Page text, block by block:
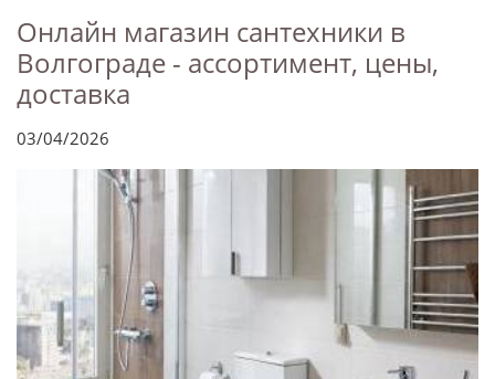
Онлайн магазин сантехники в
Волгограде - ассортимент, цены,
доставка
03/04/2026